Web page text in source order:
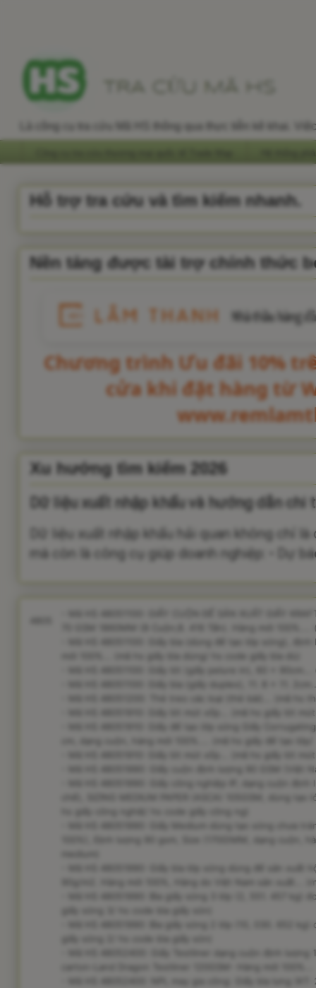
Là công cụ tra cứu Mã HS thông qua thực tiễn kê khai.
Hỗ trợ tra cứu và tìm kiếm nhanh.
Nền tảng được tài trợ chính thức
Chương trình Ưu đãi 10%
cửa khi đặt hàng từ
Xu hướng tìm kiếm 2026
Dữ liệu xuất nhập khẩu và hướng dẫn
Dữ liệu xuất nhập khẩu hải quan không chỉ
mà còn là công cụ giúp doanh nghiệp: • Dự
- Mã HS 48051100: GIẤY CUỘN ĐỂ SẢN XUẤT GIẤY
70 GSM 1860MM (8 Cuộn;8. 416 Tấn). Hàng mới
- Mã HS 48051100: Giấy bìa (dùng để tạo lớp sóng),
- Mã HS 48051100: Giấy bìa (giấy duplex), 11. 8 x 11.
- Mã HS 48051200: Thẻ treo các loại (thẻ bài)... (mã hs
- Mã HS 48051910: Giấy lót mút xốp... (mã hs giấy lót
- Mã HS 48051910: Giấy để tạo lớp sóng Giấy
- Mã HS 48051910: Giấy lót mút xốp... (mã hs giấy lót
- Mã HS 48051990: GIấy cuộn định lượng 90 GSM (Việt
- Mã HS 48051990: Giấy công nghiệp IP, dạng cuộn
chế), SIZING MEDIUM PAPER (ASCA) 105GSM, dùng
- Mã HS 48051990: Giấy Medium dùng tạo sóng chưa
100%), Định lượng 90 gsm, Size (1700)MM, dạng cuộn,
- Mã HS 48051990: Giấy bìa lớp sóng dùng để sản
90g/m2. Hàng mới 100%, Hàng do Việt Nam sản xuất...
- Mã HS 48051990: Bìa giấy sóng 3 lớp (2, 551. 457 kg)
- Mã HS 48051990: Bìa giấy sóng 2 lớp (10, 030. 652
- Mã HS 48052400: Giấy Testliner dạng cuộn định
- Mã HS 48052400: NPL may gia công: Giấy bìa lưng